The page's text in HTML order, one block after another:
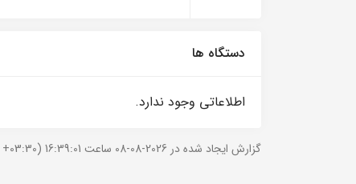
دستگاه ها
اطلاعاتی وجود ندارد.
گزارش ایجاد شده در 2026-08-08 ساعت 16:39:01 (UTC +03:30).